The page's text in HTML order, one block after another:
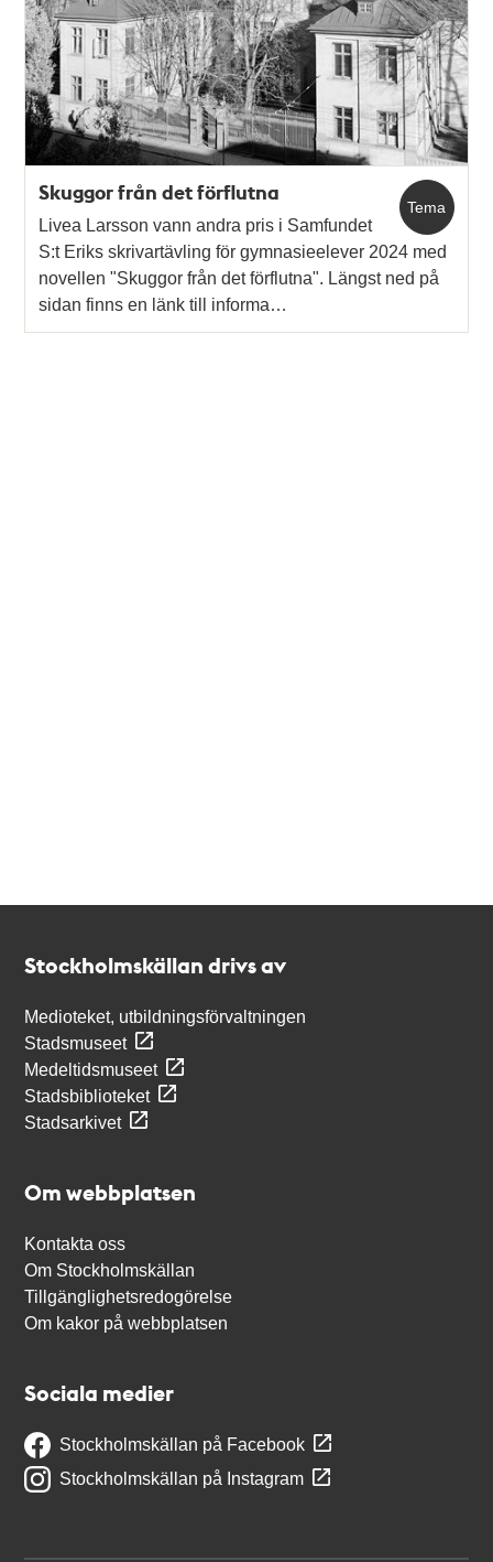
Tema
Skuggor från det förflutna
Livea Larsson vann andra pris i Samfundet
S:t Eriks skrivartävling för gymnasieelever 2024 med
novellen "Skuggor från det förflutna". Längst ned på
sidan finns en länk till informa…
Stockholmskällan drivs av
Medioteket, utbildningsförvaltningen
Stadsmuseet
Medeltidsmuseet
Stadsbiblioteket
Stadsarkivet
Om webbplatsen
Kontakta oss
Om Stockholmskällan
Tillgänglighetsredogörelse
Om kakor på webbplatsen
Sociala medier
Stockholmskällan på Facebook
Stockholmskällan på Instagram